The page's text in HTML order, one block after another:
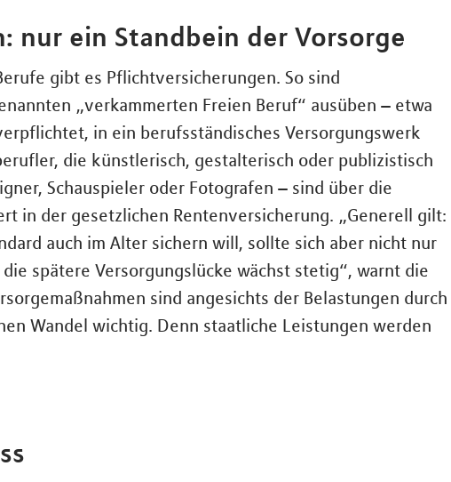
nur ein Standbein der Vorsorge
gibt es Pflichtversicherungen. So sind
„verkammerten Freien Beruf“ ausüben – etwa
in ein berufsständisches Versorgungswerk
die künstlerisch, gestalterisch oder publizistisch
Schauspieler oder Fotografen – sind über die
in der gesetzlichen Rentenversicherung. „Generell gilt:
auch im Alter sichern will, sollte sich aber nicht nur
spätere Versorgungslücke wächst stetig“, warnt die
sind angesichts der Belastungen durch
Wandel wichtig. Denn staatliche Leistungen werden